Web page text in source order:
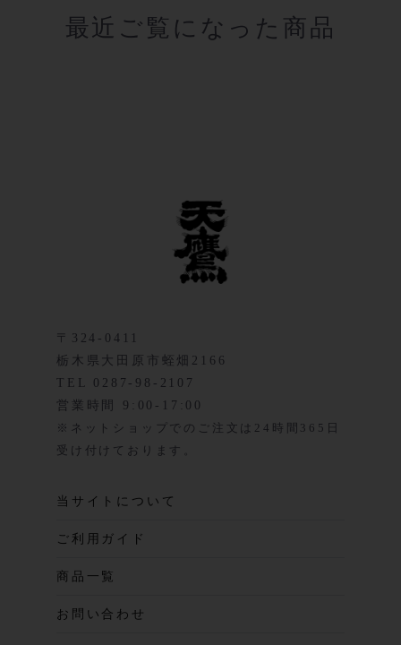
最近ご覧になった商品
〒324-0411
栃木県大田原市蛭畑2166
TEL 0287-98-2107
営業時間 9:00-17:00
※ネットショップでのご注文は24時間365日
受け付けております。
当サイトについて
ご利用ガイド
商品一覧
お問い合わせ